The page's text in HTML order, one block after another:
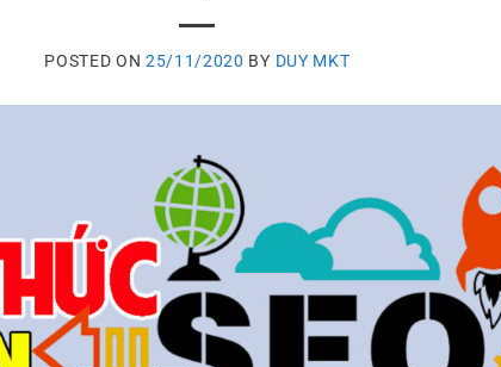
POSTED ON 25/11/2020 BY DUY MKT